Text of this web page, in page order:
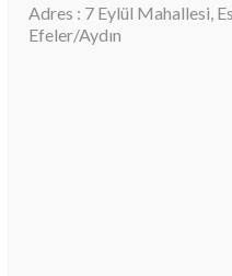
Adres : 7 Eylül Mahallesi,
Efeler/Aydın